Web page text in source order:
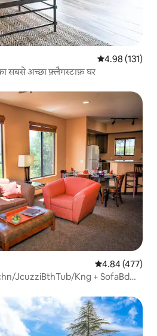
औसत रेटिंग 5 में से
4.98 (131)
सबसे अच्छा फ़्लैगस्टाफ़ घर
औसत रेटिंग 5 में से
4.84 (477)
JcuzziBthTub/Kng + SofaBd